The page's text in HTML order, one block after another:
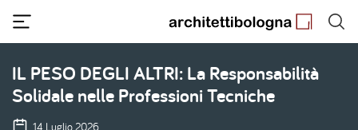
contenuto
principale
IL PESO DEGLI ALTRI: La Responsabilità
Solidale nelle Professioni Tecniche
14 Luglio 2026